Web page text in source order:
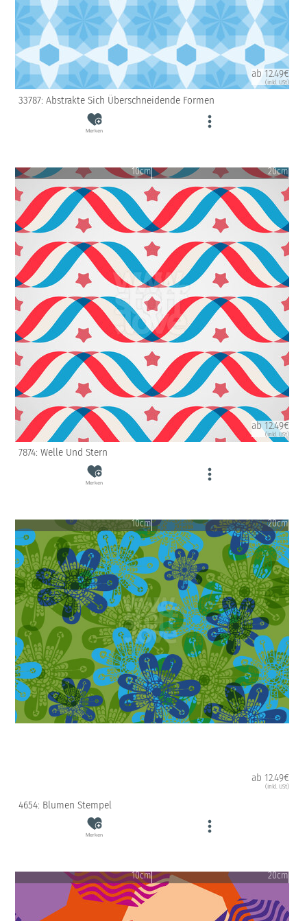
ab 12.49€
(inkl. USt)
33787: Abstrakte Sich Überschneidende Formen
Merken
10cm 20cm
ab 12.49€
(inkl. USt)
7874: Welle Und Stern
Merken
10cm 20cm
ab 12.49€
(inkl. USt)
4654: Blumen Stempel
Merken
10cm 20cm